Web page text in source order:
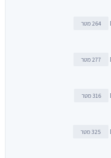
264 מטר
277 מטר
316 מטר
325 מטר